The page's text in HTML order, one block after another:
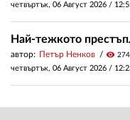
четвъртък, 06 Август 2026 /
Най-тежкото
автор: Петър Ненков visibility 274
четвъртък, 06 Август 2026 /